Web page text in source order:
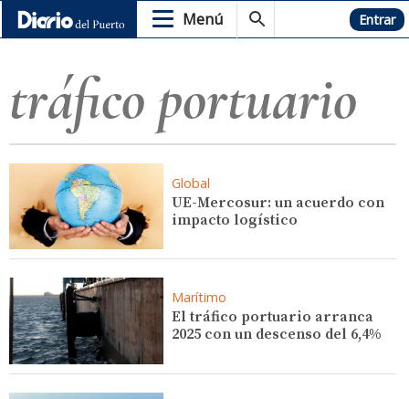
Menú Hemeroteca Entrar
tráfico portuario
Global
UE-Mercosur: un acuerdo con
impacto logístico
Marítimo
El tráfico portuario arranca
2025 con un descenso del 6,4%